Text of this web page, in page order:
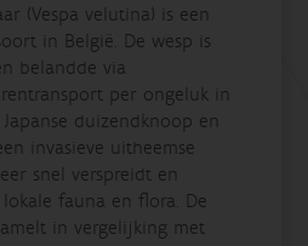
(Vespa velutina) is een
in België. De wesp is
belandde via
per ongeluk in
duizendknoop en
invasieve uitheemse
snel verspreidt en
fauna en flora. De
in vergelijking met